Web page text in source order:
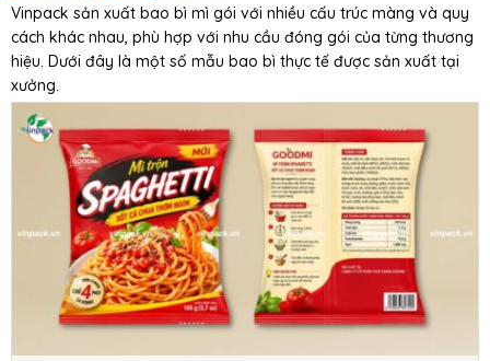
Vinpack sản xuất bao bì mì gói với nhiều cấu trúc màng và quy
cách khác nhau, phù hợp với nhu cầu đóng gói của từng thương
hiệu. Dưới đây là một số mẫu bao bì thực tế được sản xuất tại
xưởng.